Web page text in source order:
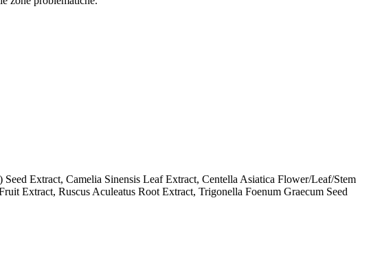
Extract, Camelia Sinensis Leaf Extract, Centella Asiatica Flower/Leaf/Stem
Extract, Ruscus Aculeatus Root Extract, Trigonella Foenum Graecum Seed